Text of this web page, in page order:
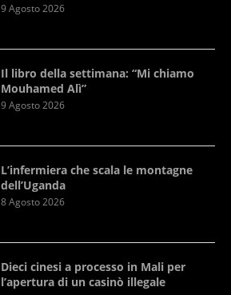
9 Agosto 2026
Il libro della settimana: “Mi chiamo
Mouhamed Alì”
9 Agosto 2026
L’infermiera che scala le montagne
dell’Uganda
8 Agosto 2026
Dieci cinesi a processo in Mali per
l’apertura di un casinò illegale